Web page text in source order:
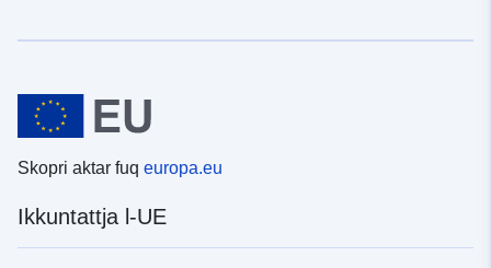
Skopri aktar fuq europa.eu
Ikkuntattja l-UE